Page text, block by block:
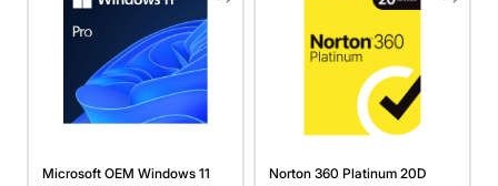
Microsoft OEM Windows 11
Norton 360 Platinum 20D